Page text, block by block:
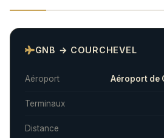
GNB → COURCHEVEL
Aéroport Aéroport de
Terminaux
Distance